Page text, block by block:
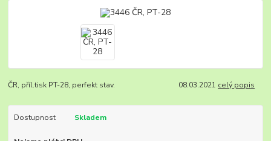
ČR, příl.tisk PT-28, perfekt stav. 08.03.2021 celý popis
Dostupnost Skladem